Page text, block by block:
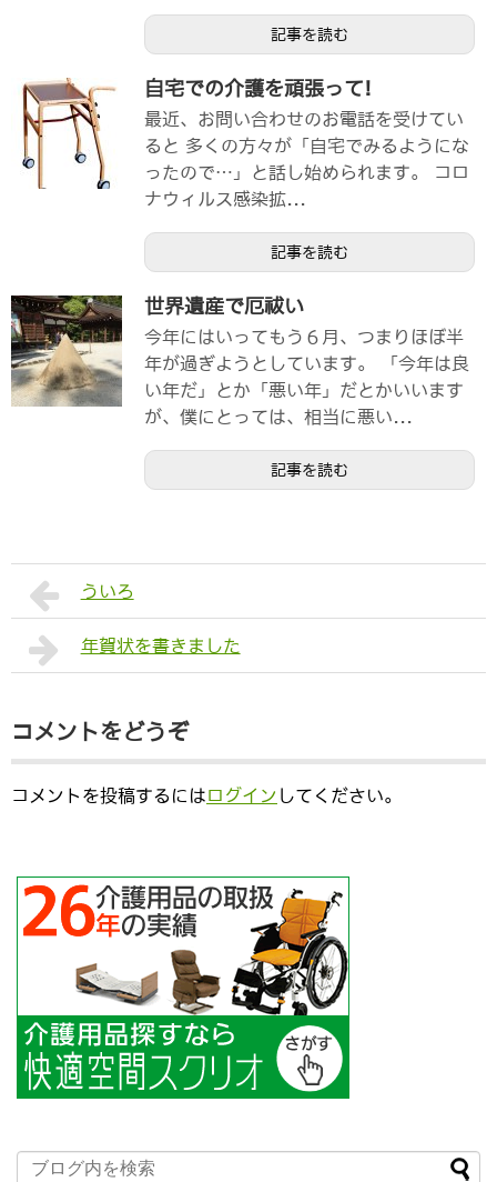
記事を読む
自宅での介護を頑張って!
最近、お問い合わせのお電話を受けてい
ると 多くの方々が「自宅でみるようにな
ったので…」と話し始められます。 コロ
ナウィルス感染拡...
記事を読む
世界遺産で厄祓い
今年にはいってもう６月、つまりほぼ半
年が過ぎようとしています。 「今年は良
い年だ」とか「悪い年」だとかいいます
が、僕にとっては、相当に悪い...
記事を読む
ういろ
年賀状を書きました
コメントをどうぞ
コメントを投稿するにはログイン してください。